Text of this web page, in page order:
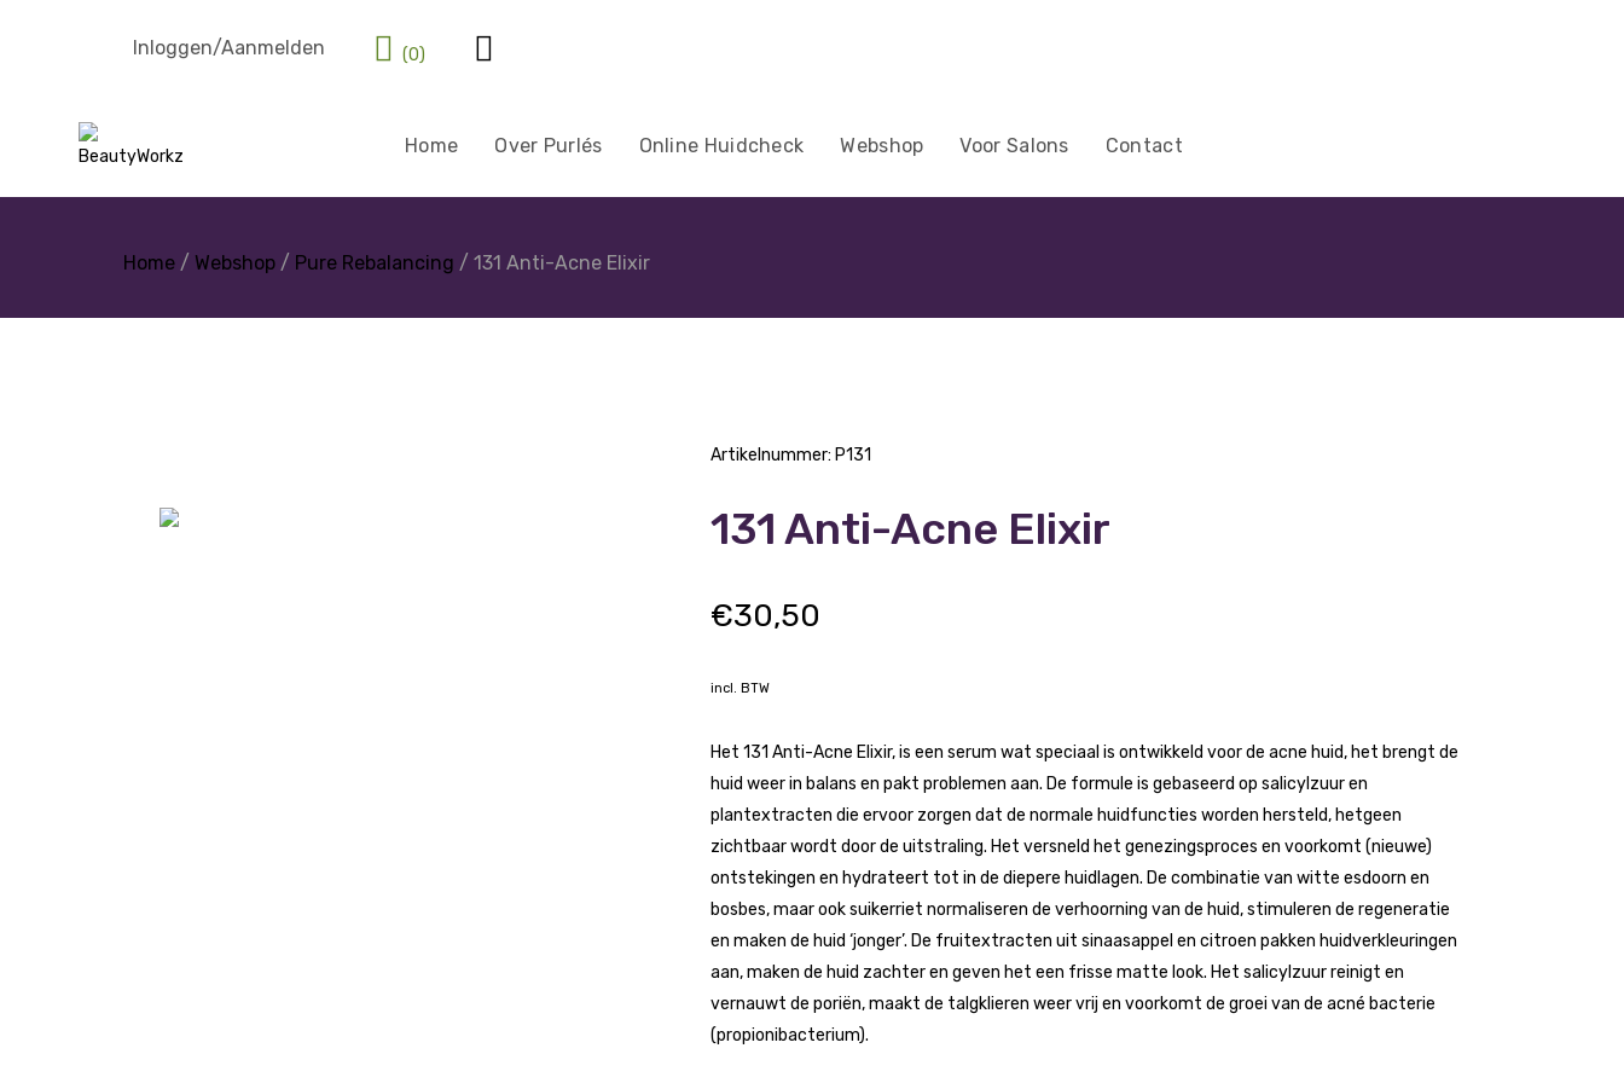
Home Over Purlés Online Huidcheck Webshop Voor Salons Contact
Inloggen/Aanmelden (0)
Home / Webshop / Pure Rebalancing / 131 Anti-Acne Elixir
Artikelnummer: P131
131 Anti-Acne Elixir
€30,50
incl. BTW
Het 131 Anti-Acne Elixir, is een serum wat speciaal is ontwikkeld voor de acne huid, het brengt de
huid weer in balans en pakt problemen aan. De formule is gebaseerd op salicylzuur en
plantextracten die ervoor zorgen dat de normale huidfuncties worden hersteld, hetgeen
zichtbaar wordt door de uitstraling. Het versneld het genezingsproces en voorkomt (nieuwe)
ontstekingen en hydrateert tot in de diepere huidlagen. De combinatie van witte esdoorn en
bosbes, maar ook suikerriet normaliseren de verhoorning van de huid, stimuleren de regeneratie
en maken de huid ‘jonger’. De fruitextracten uit sinaasappel en citroen pakken huidverkleuringen
aan, maken de huid zachter en geven het een frisse matte look. Het salicylzuur reinigt en
vernauwt de poriën, maakt de talgklieren weer vrij en voorkomt de groei van de acné bacterie
(propionibacterium).